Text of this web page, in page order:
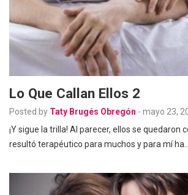
Lo Que Callan Ellos 2
Posted by Taty Brugés Obregón - mayo 23,
¡Y sigue la trilla! Al parecer, ellos se quedaron
resultó terapéutico para muchos y para mí ha…